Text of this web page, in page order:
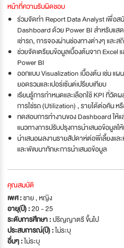
หน้าที่ความรับผิดชอบ
ร่วมจัดทำ Report Data Analyst เพื่อ
Dashboard ด้วย Power BI สำหรับแส
เช่ารถ, การจองผ่านช่องทางต่างๆ และส
ช่วยจัดเตรียมข้อมูลเบื้องต้นจาก Excel
Power BI
ออกแบบ Visualization เบื้องต้น เช่น แ
ยอดรวมและเปอร์เซ้นต์เปรียบเทียบ
เรียนรู้การกำหนดและเลือกใช้ KPI ที่วัด
การใช่รถ (Utilization) , รายได้ต่อคัน ห
ทดสอบการทำงานของ Dashboard ให้
แนวทางการปรับปรุงการนำเสนอข้อมูลให้
นำเสนอผลงานรายสัปดาห์ต่อพี่เลี้ยงแล
และพัฒนาทักษะการนำเสนอข้อมูล
คุณสมบัติ
เพศ :ชาย , หญิง
อายุ(ปี) :20 - 25
ระดับการศึกษา :ปริญญาตรี ขึ้นไป
ประสบการณ์(ปี) :ไม่ระบุ
อื่นๆ :ไม่ระบุ